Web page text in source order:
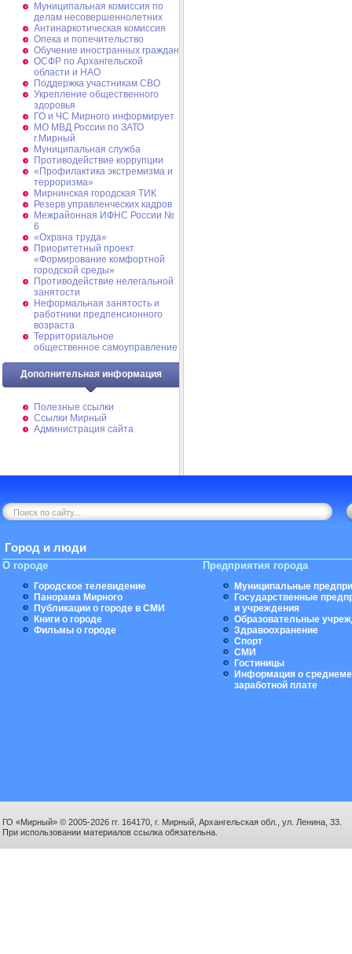
Муниципальная комиссия по
делам несовершеннолетних
Антинаркотическая комиссия
Опека и попечительство
Обучение иностранных граждан
ОСФР по Архангельской
области и НАО
Поддержка участникам СВО
Укрепление общественного
здоровья
ГО и ЧС Мирного информирует
МО МВД России по ЗАТО
г.Мирный
Муниципальная cлужба
Противодействие коррупции
«Профилактика экстремизма и
терроризма»
Мирнинская городская ТИК
Резерв управленческих кадров
Межрайонная ИФНС России №
6
«Охрана труда»
Приоритетный проект
«Формирование комфортной
городской среды»
Противодействие нелегальной
занятости
Неформальная занятость и
работники предпенсионного
возраста
Территориальное
общественное самоуправление
Дополнительная информация
Полезные ссылки
Ссылки Мирный
Администрация сайта
Город и люди
О городе
Городское телевидение
Панорама Мирного
Публикации о городе в СМИ
Книги о городе
Фильмы о городе
Предприятия города
Муниципальные
Государственные
и учреждения
Образовательные
Здравоохранение
Спорт
СМИ
Гостиницы
Информация о
заработной плате
ГО «Мирный» © 2005-2026 гг. 164170, г. Мирный, Архангельская обл., ул. Ленина, 33.
При использовании материалов ссылка обязательна.